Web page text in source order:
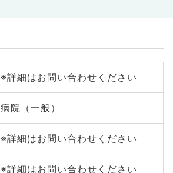
※詳細はお問い合わせください
病院（一般）
※詳細はお問い合わせください
※詳細はお問い合わせください